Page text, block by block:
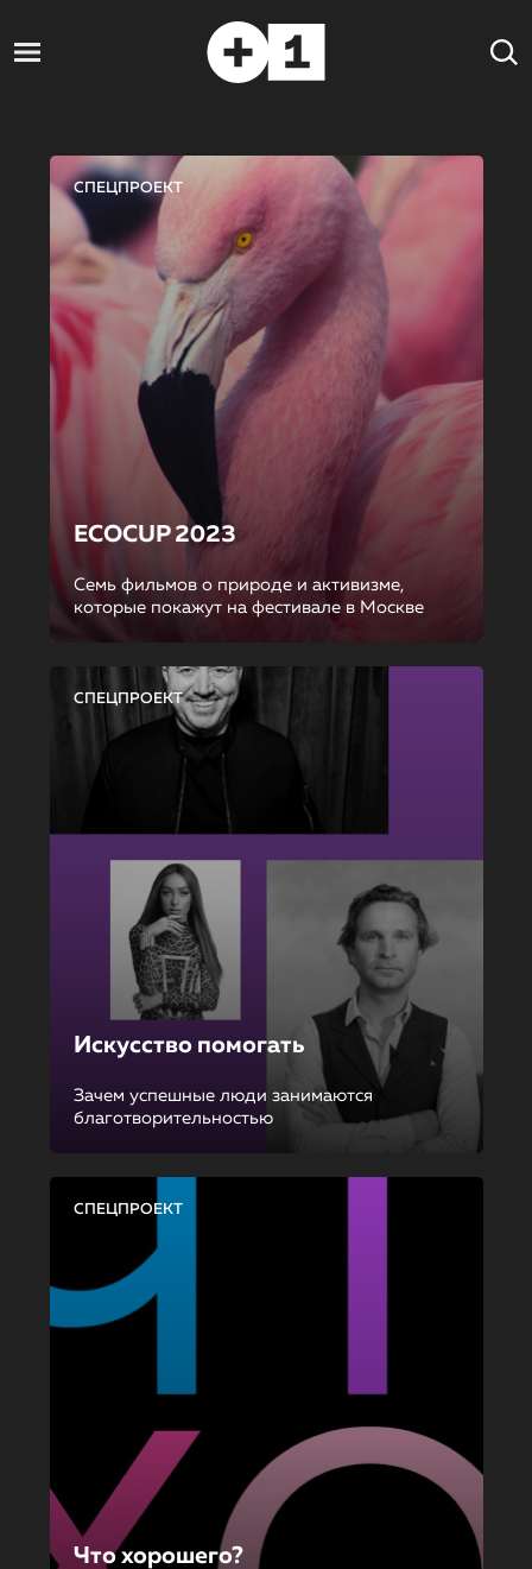
СПЕЦПРОЕКТ
ECOCUP 2023
Семь фильмов о природе и активизме,
которые покажут на фестивале в Москве
СПЕЦПРОЕКТ
Искусство помогать
Зачем успешные люди занимаются
благотворительностью
СПЕЦПРОЕКТ
Что хорошего?